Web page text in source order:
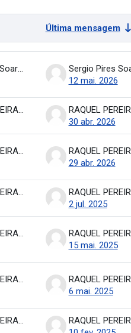
Última mensagem
Sergio Pires Soares
12 mai. 2026
RAQUEL PEREIRA DE ARRUDA
30 abr. 2026
RAQUEL PEREIRA DE ARRUDA
29 abr. 2026
RAQUEL PEREIRA DE ARRUDA
2 jul. 2025
RAQUEL PEREIRA DE ARRUDA
15 mai. 2025
RAQUEL PEREIRA DE ARRUDA
6 mai. 2025
RAQUEL PEREIRA DE ARRUDA